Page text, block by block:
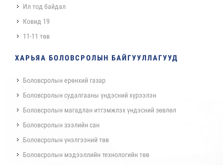
Ил тод байдал
Ковид 19
11-11 төв
ХАРЬЯА БОЛОВСРОЛЫН БАЙГУУЛЛАГУУД
Боловсролын ерөнхий газар
Боловсролын судалгааны үндэсний хүрээлэн
Боловсролын магадлан итгэмжлэх үндэсний зөвлөл
Боловсролын зээлийн сан
Боловсролын үнэлгээний төв
Боловсролын мэдээллийн технологийн төв